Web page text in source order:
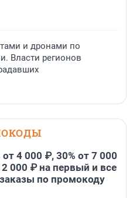
и дронами по
Власти регионов
4 000 ₽, 30% от 7 000
000 ₽ на первый и все
по промокоду